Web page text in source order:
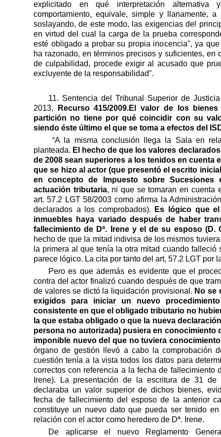
explicitado en qué interpretación
comportamiento, equivale, simple y llanamente,
soslayando, de este modo, las exigencias del
en virtud del cual la carga de la prueba
esté obligado a probar su propia inocencia", ya
ha razonado, en términos precisos y suficientes, en
de culpabilidad, procede exigir al acusado que
excluyente de la responsabilidad".
11. Sentencia del Tribunal Superior de
2013,
Recurso 415/2009.El valor de los
partición no tiene por qué coincidir con su
siendo éste último el que se toma a efectos del
“A la misma conclusión llega la Sala en
planteada. El hecho de que los valores
de 2008 sean superiores a los tenidos en cuenta
que se hizo al actor (que presentó el escrito
en concepto de Impuesto sobre
actuación tributaria, ni que se tomaran en cuenta
art. 57.2 LGT 58/2003 como afirma la
declarados a los comprobados).
Es lógico que
inmuebles haya variado después de haber
fallecimiento de Dª. Irene y el de su esposo (D.
hecho de que la mitad indivisa de los mismos
la primera al que tenía la otra mitad cuando
parece lógico. La cita por tanto del art, 57.2 LGT por
Pero es que además es evidente que el
contra del actor finalizó cuando después de que
de valores se dictó la liquidación provisional. No se
exigidos para iniciar un nuevo
consistente en que el obligado tributario no
la que estaba obligado o que la nueva
persona no autorizada) pusiera en conocimiento
imponible nuevo del que no tuviera conocimiento
órgano de gestión llevó a cabo la comprobación
cuestión tenía a la vista todos los datos para
correctos con referencia a la fecha de fallecimiento
Irene). La presentación de la escritura de 31
declaraba un valor superior de dichos bienes,
fecha de fallecimiento del esposo de la anterior
constituye un nuevo dato que pueda ser tenido
relación con el actor como heredero de Dª. Irene.
De aplicarse el nuevo Reglamento